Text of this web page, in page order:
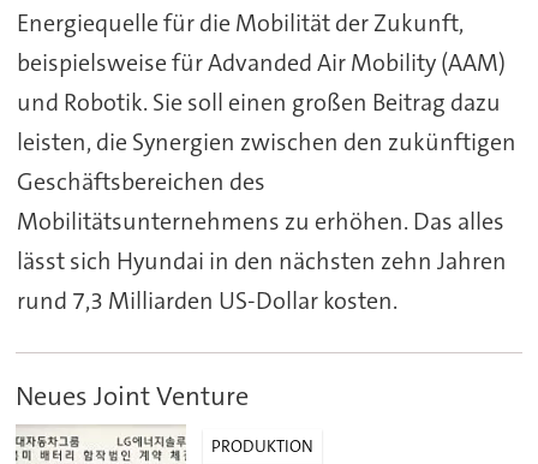
Energiequelle für die Mobilität der Zukunft,
beispielsweise für Advanded Air Mobility (AAM)
und Robotik. Sie soll einen großen Beitrag dazu
leisten, die Synergien zwischen den zukünftigen
Geschäftsbereichen des
Mobilitätsunternehmens zu erhöhen. Das alles
lässt sich Hyundai in den nächsten zehn Jahren
rund 7,3 Milliarden US-Dollar kosten.
Neues Joint Venture
PRODUKTION